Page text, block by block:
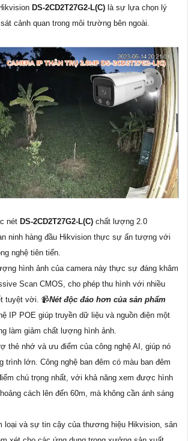
DS-2CD2T27G2-L(C) là sự lựa chọn lý
cảnh quan trong môi trường bên ngoài.
nét DS-2CD2T27G2-L(C) chất lượng 2.0
ninh hàng đầu Hikvision thực sự ấn tượng với
nghệ tiên tiến.
hình ảnh của camera này thực sự đáng khâm
Scan CMOS, cho phép thu hình với nhiều
tuyệt vời. 📹Nét độc đáo hơn của sản phẩm
IP POE giúp truyền dữ liệu và nguồn điện một
làm giảm chất lượng hình ảnh.
thẻ nhớ và ưu điểm của công nghệ AI, giúp nó
trình lớn. Công nghệ ban đêm có màu ban đêm
chú trọng nhất, với khả năng xem được hình
cách lên đến 60m, mà không cần ánh sáng
loại và sự tin cậy của thương hiệu Hikvision, sản